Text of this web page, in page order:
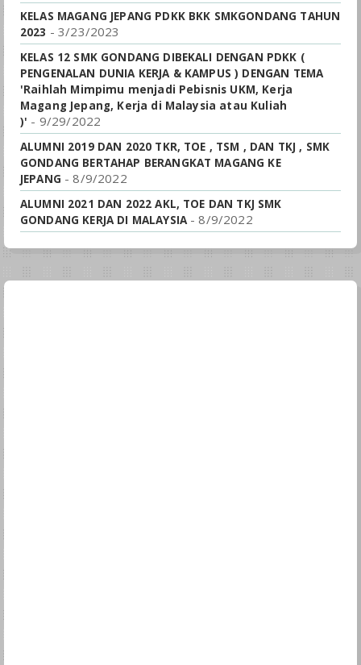
KELAS MAGANG JEPANG PDKK BKK SMKGONDANG TAHUN
2023 - 3/23/2023
KELAS 12 SMK GONDANG DIBEKALI DENGAN PDKK (
PENGENALAN DUNIA KERJA & KAMPUS ) DENGAN TEMA
'Raihlah Mimpimu menjadi Pebisnis UKM, Kerja
Magang Jepang, Kerja di Malaysia atau Kuliah
)' - 9/29/2022
ALUMNI 2019 DAN 2020 TKR, TOE , TSM , DAN TKJ , SMK
GONDANG BERTAHAP BERANGKAT MAGANG KE
JEPANG - 8/9/2022
ALUMNI 2021 DAN 2022 AKL, TOE DAN TKJ SMK
GONDANG KERJA DI MALAYSIA- 8/9/2022